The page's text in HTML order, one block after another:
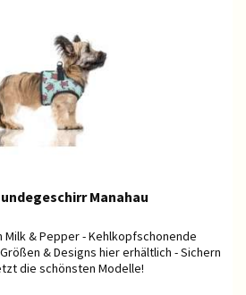
Manahau
Milk & Pepper - Kehlkopfschonende
& Designs hier erhältlich - Sichern
die schönsten Modelle!